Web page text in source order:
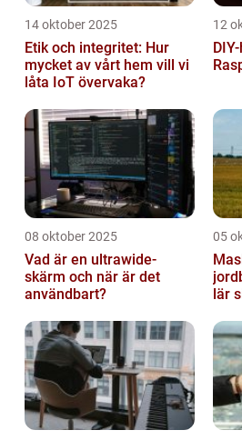
14 oktober 2025
Etik och integritet: Hur
mycket av vårt hem vill vi
låta IoT övervaka?
12
08 oktober 2025
Vad är en ultrawide-
skärm och när är det
användbart?
05
lär